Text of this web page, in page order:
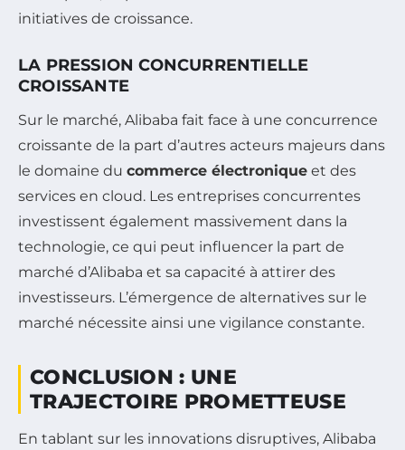
initiatives de croissance.
LA PRESSION CONCURRENTIELLE
CROISSANTE
Sur le marché, Alibaba fait face à une concurrence
croissante de la part d’autres acteurs majeurs dans
le domaine du commerce électronique et des
services en cloud. Les entreprises concurrentes
investissent également massivement dans la
technologie, ce qui peut influencer la part de
marché d’Alibaba et sa capacité à attirer des
investisseurs. L’émergence de alternatives sur le
marché nécessite ainsi une vigilance constante.
CONCLUSION : UNE
TRAJECTOIRE PROMETTEUSE
En tablant sur les innovations disruptives, Alibaba